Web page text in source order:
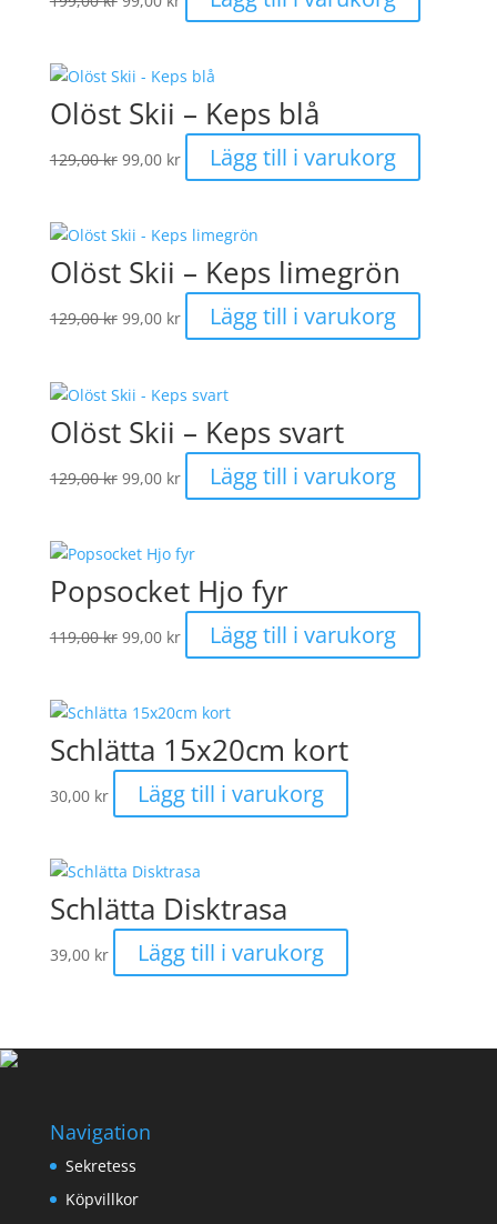
ursprungliga
var:
nuvarande
är:
Olöst Skii – Keps blå
129,00kr Det
ursprungliga
var:
99,00 kr
nuvarande
är:
Lägg till i varukorg
Olöst Skii – Keps limegrön
129,00kr Det
ursprungliga
var:
99,00 kr
nuvarande
Lägg till i varukorg
Olöst Skii – Keps svart
129,00kr Det
ursprungliga
var:
99,00 kr
nuvarande
är:
Lägg till i varukorg
Popsocket Hjo fyr
119,00kr Det
ursprungliga
var:
99,00 kr
nuvarande
är:
Lägg till i varukorg
Schlätta 15x20cm kort
30,00 kr Lägg till i varukorg
Schlätta Disktrasa
39,00 kr Lägg till i varukorg
Navigation
Sekretess
Köpvillkor